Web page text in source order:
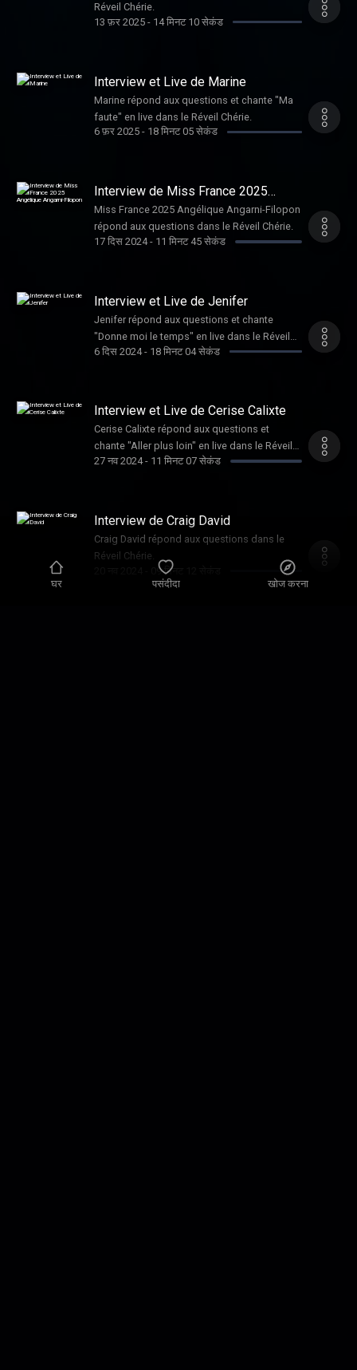
घर पसंदीदा खोज करना
Réveil Chérie.
13 फ़र 2025- 14 मिनट 10 सेकंड
Interview et Live de Marine
Marine répond aux questions et chante "Ma
faute" en live dans le Réveil Chérie.
6 फ़र 2025- 18 मिनट 05 सेकंड
Interview de Miss France 2025
Angélique Angarni-Filopon
Miss France 2025 Angélique Angarni-Filopon
répond aux questions dans le Réveil Chérie.
17 दिस 2024- 11 मिनट 45 सेकंड
Interview et Live de Jenifer
Jenifer répond aux questions et chante
"Donne moi le temps" en live dans le Réveil
Chérie.
6 दिस 2024- 18 मिनट 04 सेकंड
Interview et Live de Cerise Calixte
Cerise Calixte répond aux questions et
chante "Aller plus loin" en live dans le Réveil
Chérie.
27 नव 2024- 11 मिनट 07 सेकंड
Interview de Craig David
Craig David répond aux questions dans le
Réveil Chérie.
09 मिनट 12 सेकंड